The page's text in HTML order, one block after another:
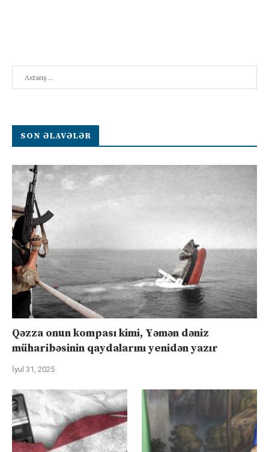
SON ƏLAVƏLƏR
Qəzza onun kompası kimi, Yəmən dəniz
müharibəsinin qaydalarını yenidən yazır
İyul 31, 2025